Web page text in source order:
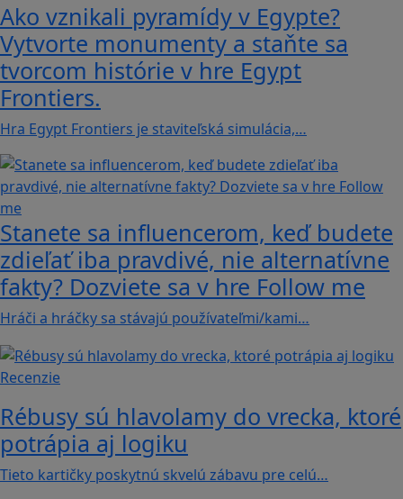
Ako vznikali pyramídy v Egypte?
Vytvorte monumenty a staňte sa
tvorcom histórie v hre Egypt
Frontiers.
Hra Egypt Frontiers je staviteľská simulácia,…
Stanete sa influencerom, keď budete
zdieľať iba pravdivé, nie alternatívne
fakty? Dozviete sa v hre Follow me
Hráči a hráčky sa stávajú používateľmi/kami…
Recenzie
Rébusy sú hlavolamy do vrecka, ktoré
potrápia aj logiku
Tieto kartičky poskytnú skvelú zábavu pre celú…